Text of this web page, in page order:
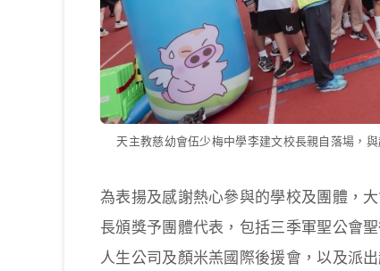
天主教慈幼會伍少梅中學李建文校長親自落場，
為表揚及感謝熱心參與的學校及團體，
長頒獎予團體代表，包括三季軍聖公會
人生公司及顏米羔國際後援會，以及派